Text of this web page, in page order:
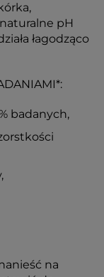
pH
łagodząco
badanych,
na